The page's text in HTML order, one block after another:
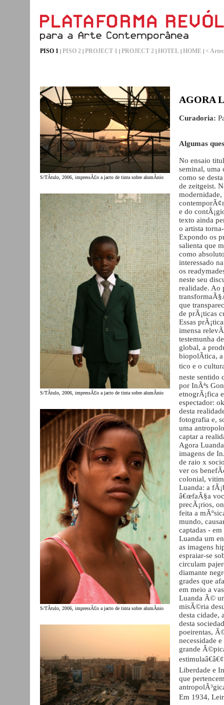
PISO 1 | PISO 2 | PROJECT 1 | PROJECT 2 | HOTEL | HOME | <
S/TÃ­tulo, 2006, impressÃ£o a jacto de tinta sobre alumÃ­nio
S/TÃ­tulo, 2006, impressÃ£o a jacto de tinta sobre alumÃ­nio
S/TÃ­tulo, 2006, impressÃ£o a jacto de tinta sobre alumÃ­nio
AGORA
Curadoria:
Algumas
No ensaio
seminal, uma
como se
de zeitgeist.
e do
texto ainda
o artista
Expondo os
salienta que
como
interessado
os
neste seu
realidade. Ao
que
de prÃ¡ticas
Essas
imensa
testemunha
global, a
biopolÃ­tica,
tico e o
neste sentido
por InÃªs
etnogrÃ¡fica
espectador:
desta
fotografia e,
uma
captar a
Agora
imagens de
de raio x
ver os
colonial,
Luanda: a
â€œfaÃ§a
precÃ¡rios,
feita a
mundo,
captadas -
Luanda um
as imagens
espraiar-se
circulam
diamante
grades que
em meio a
Luanda Ã©
misÃ©ria
desta cidade,
desta
poeirentas,
necessidade
grande
Liberdade e
que
Em 1934,